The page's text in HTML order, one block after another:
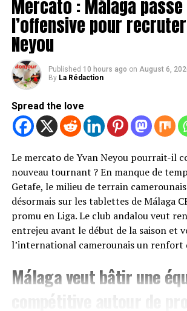
Mercato : Málaga passe
l’offensive pour
Neyou
Published 10 hours ago on August 6,
By La Rédaction
Spread the love
Le mercato de Yvan Neyou pourrait-il
nouveau tournant ? En manque de
Getafe, le milieu de terrain
désormais sur les tablettes de Málaga
promu en Liga. Le club andalou veut
entrejeu avant le début de la saison et
l’international camerounais un renfort
Málaga veut bâtir une